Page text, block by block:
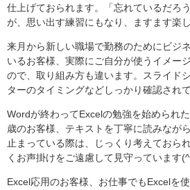
仕上げておられます。「忘れているだろ
が、思い出す練習にもなり、ますます楽
来月から新しい職場で勤務のためにビジ
いるお客様、実際にご自分が使うイメー
ので、取り組み方も違います。スライド
ターのタイミングなどしっかり確認されて
Wordが終わってExcelの勉強を始められ
歳のお客様、テキストを丁寧に読みなが
止まっている際は、じっくり考えておら
くお声掛けをご遠慮して見守っています
Excel応用のお客様、お仕事でもExcelを